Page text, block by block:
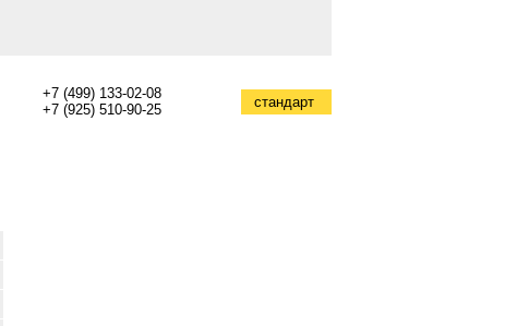
+7 (499) 133-02-08
+7 (925) 510-90-25
стандарт